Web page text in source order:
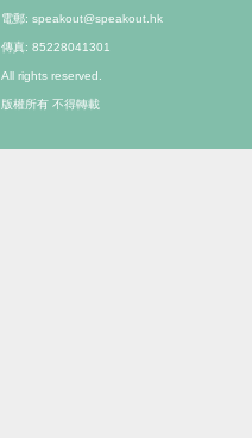
電郵: speakout@speakout.hk
傳真: 85228041301
All rights reserved.
版權所有 不得轉載